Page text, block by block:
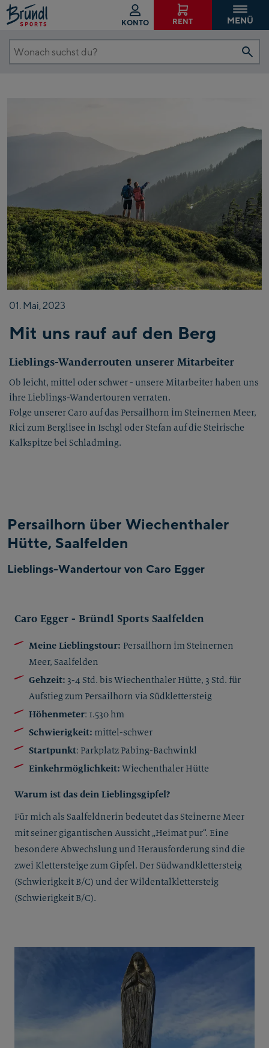
KONTO RENT MENÜ
Wonach
01. Mai,2023
Mit uns rauf auf den Berg
Lieblings-Wanderrouten unserer Mitarbeiter
Ob leicht, mittel oder schwer - unsere Mitarbeiter haben uns
ihre Lieblings-Wandertouren verraten.
Folge unserer Caro auf das Persailhorn im Steinernen Meer,
Rici zum Berglisee in Ischgl oder Stefan auf die Steirische
Kalkspitze bei Schladming.
Persailhorn über Wiechenthaler
Hütte, Saalfelden
Lieblings-Wandertour von Caro Egger
Caro Egger - Bründl Sports Saalfelden
Meine Lieblingstour: Persailhorn im Steinernen
Meer, Saalfelden
Gehzeit: 3-4 Std. bis Wiechenthaler Hütte, 3 Std. für
Aufstieg zum Persailhorn via Südklettersteig
Höhenmeter: 1.530 hm
Schwierigkeit: mittel-schwer
Startpunkt: Parkplatz Pabing-Bachwinkl
Einkehrmöglichkeit: Wiechenthaler Hütte
Warum ist das dein Lieblingsgipfel?
Für mich als Saalfeldnerin bedeutet das Steinerne Meer
mit seiner gigantischen Aussicht „Heimat pur“. Eine
besondere Abwechslung und Herausforderung sind die
zwei Klettersteige zum Gipfel. Der Südwandklettersteig
(Schwierigkeit B/C) und der Wildentalklettersteig
(Schwierigkeit B/C).